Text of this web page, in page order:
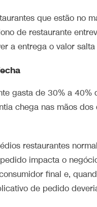
que estão no
de restaurante
a entrega o valor
gasta de 30% a
chega nas mãos
restaurantes
impacta o
final e,
de pedido